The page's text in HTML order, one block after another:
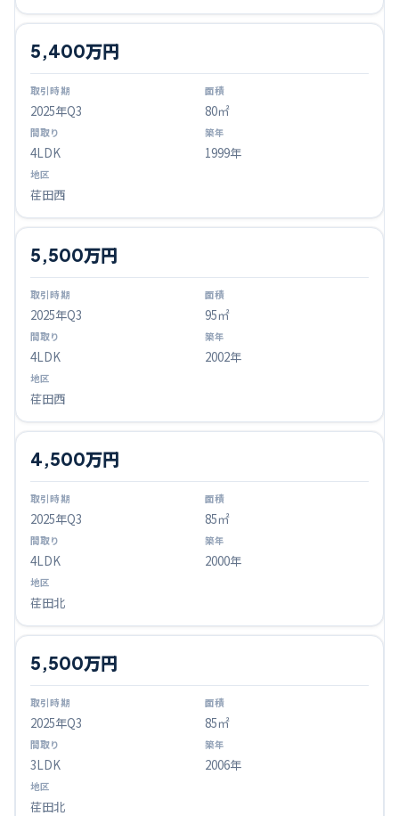
2025年Q3
5,400万円
80㎡
4LDK 1999年
荏田西
2025年Q3
5,500万円
95㎡
4LDK 2002年
荏田西
2025年Q3
4,500万円
85㎡
4LDK 2000年
荏田北
2025年Q3
5,500万円
85㎡
3LDK 2006年
荏田北